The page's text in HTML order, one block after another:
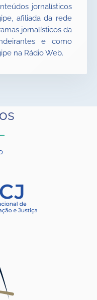
jornalísticos
afiliada da rede
jornalísticos da
e como
na Rádio Web.